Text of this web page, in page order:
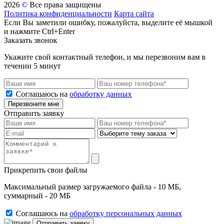
2026 © Все права защищены
Политика конфиденциальности Карта сайта
Если Вы заметили ошибку, пожалуйста, выделите её мышкой
и нажмите Ctrl+Enter
Заказать звонок
Укажите свой контактный телефон, и мы перезвоним вам в
течении 5 минут
Соглашаюсь на обработку данных
Перезвоните мне
Отправить заявку
Прикрепить свои файлы
Максимальный размер загружаемого файла - 10 МБ,
суммарный - 20 МБ
Соглашаюсь на обработку персональных данных